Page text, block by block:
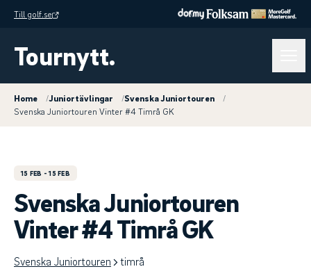
Till golf.se
Tournytt.
Home /Juniortävlingar /Svenska Juniortouren
/
Svenska Juniortouren Vinter #4 Timrå GK
15 FEB - 15 FEB
Svenska Juniortouren
Vinter #4 Timrå GK
Svenska Juniortouren timrå